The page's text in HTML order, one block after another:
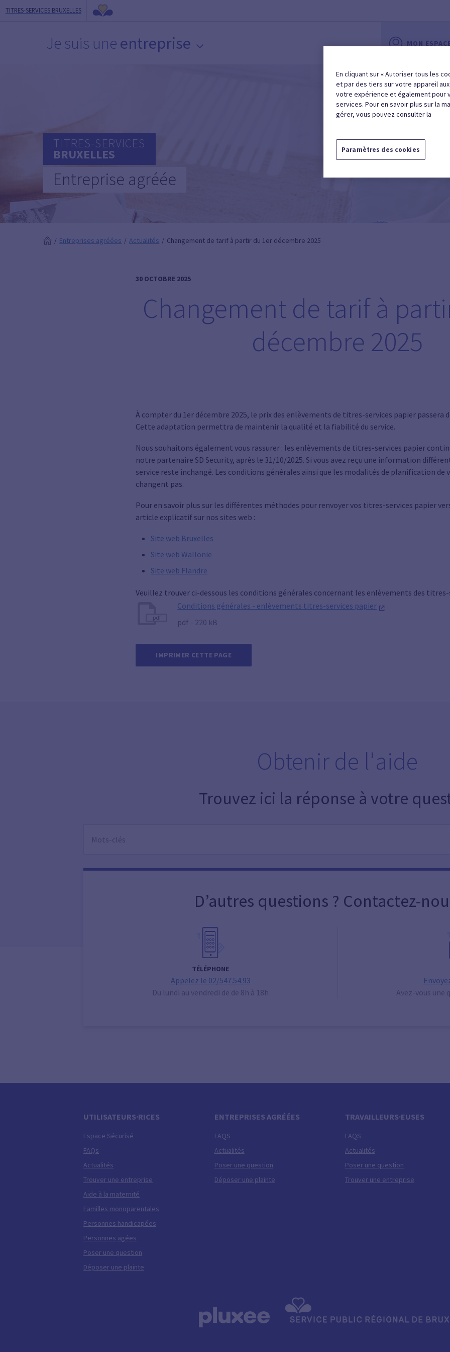
TITRES-SERVICES BRUXELLES
Je suis une entreprise MON
TITRES-SERVICES
BRUXELLES
Entreprise agréée
Entreprises agréées Actualités Changement de tarif à partir du 1er décembre 2025
30 OCTOBRE 2025
Changement de tarif à
décembre 2025
À compter du 1er décembre 2025, le prix des enlèvements de titres-services papier passera
Cette adaptation permettra de maintenir la qualité et la fiabilité du service.
Nous souhaitons également vous rassurer : les enlèvements de titres-services papier
notre partenaire SD Security, après le 31/10/2025. Si vous avez reçu une information
service reste inchangé. Les conditions générales ainsi que les modalités de planification de
changent pas.
Pour en savoir plus sur les différentes méthodes pour renvoyer vos titres-services papier
article explicatif sur nos sites web :
Site web Bruxelles
Site web Wallonie
Site web Flandre
Veuillez trouver ci-dessous les conditions générales concernant les enlèvements des titres-
pdf
Conditions générales - enlèvements titres-services papier
(Lien
pdf - 220 kB
IMPRIMER CETTE PAGE
Obtenir de l'aide
Trouvez ici la réponse à votre
D’autres questions ? Contactez-
TÉLÉPHONE
Appelez le 02/547.54.93
Du lundi au vendredi de de 8h à 18h
Avez-vous une
UTILISATEURS·RICES
Espace Sécurisé
FAQs
Actualités
Trouver une entreprise
Aide à la maternité
Familles monoparentales
Personnes handicapées
Personnes agées
Poser une question
Déposer une plainte
ENTREPRISES AGRÉÉES
FAQS
Actualités
Poser une question
Déposer une plainte
TRAVAILLEURS·EUSES
FAQS
Actualités
Poser une question
Trouver une entreprise
En cliquant sur « Autoriser tous les
et par des tiers sur votre appareil
votre expérience et également pour
services. Pour en savoir plus sur la
gérer, vous pouvez consulter la
Paramètres des cookies